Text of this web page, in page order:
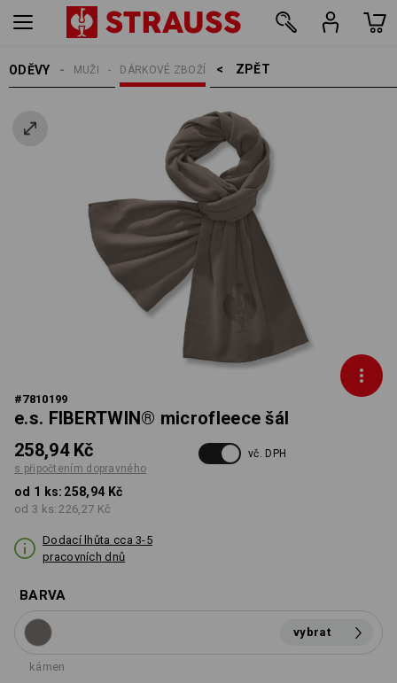
ODĚVY ZPĚT    >
DÁRKOVÉ ZBOŽÍ
MUŽI
#7810199
e.s. FIBERTWIN® microfleece šál
258,94 Kč
s připočtením dopravného
vč. DPH
od 1 ks: 258,94 Kč
od 3 ks: 226,27 Kč
Dodací lhůta cca 3-5
pracovních dnů
BARVA
vybrat
kámen